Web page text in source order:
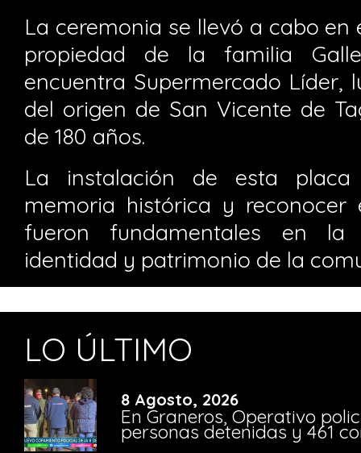
La ceremonia se llevó a cabo
propiedad de la familia
encuentra Supermercado Líder,
del origen de San Vicente de
de 180 años.
La instalación de esta
memoria histórica y reconocer
fueron fundamentales en
identidad y patrimonio de la
LO ÚLTIMO
8 Agosto, 2026
En Graneros, Operativo
personas detenidas y 461